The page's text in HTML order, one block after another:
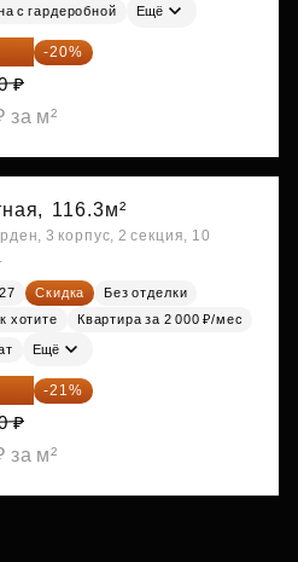
с гардеробной Ещё
₽ -20%
₽
за м²
116.3м²
3 корпус, 2 секция, 10
Скидка
Без отделки
хотите
Квартира за 2 000 ₽/мес
Ещё
₽ -21%
₽
за м²